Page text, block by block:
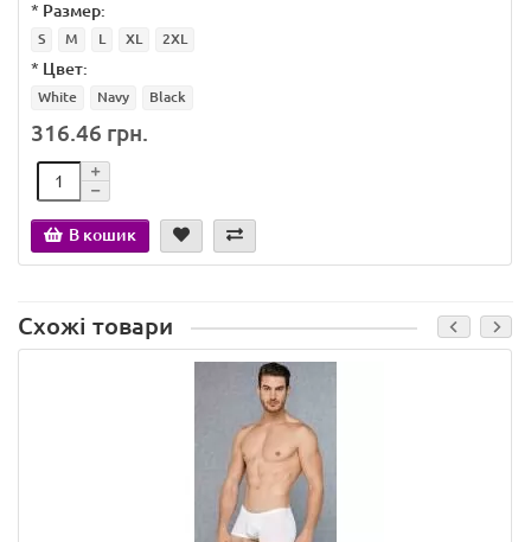
* Размер:
S M L XL 2XL
* Цвет:
White Navy Black
316.46 грн.
В кошик
Схожі товари